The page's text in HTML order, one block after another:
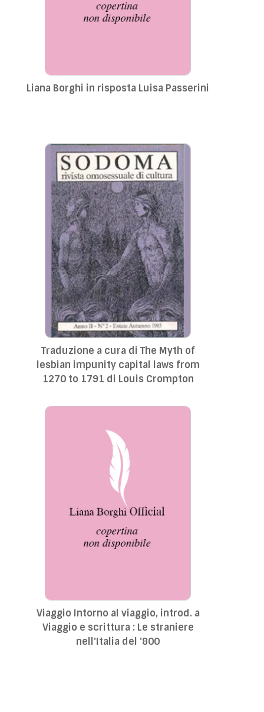
Liana Borghi in risposta Luisa Passerini
Traduzione a cura di The Myth of
lesbian impunity capital laws from
1270 to 1791 di Louis Crompton
Viaggio Intorno al viaggio, introd. a
Viaggio e scrittura : Le straniere
nell'Italia del '800